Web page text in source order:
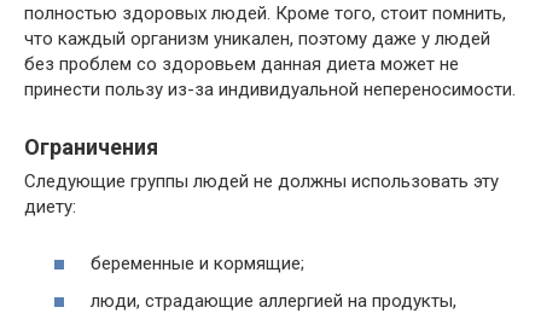
полностью здоровых людей. Кроме того, стоит помнить,
что каждый организм уникален, поэтому даже у людей
без проблем со здоровьем данная диета может не
принести пользу из-за индивидуальной непереносимости.
Ограничения
Следующие группы людей не должны использовать эту
диету:
беременные и кормящие;
люди, страдающие аллергией на продукты,